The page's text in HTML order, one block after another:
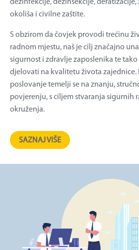
dezinfekcije, dezinsekcije, deratizacije,
okoliša i civilne zaštite.
S obzirom da čovjek provodi trećinu
radnom mjestu, naš je cilj značajno
sigurnost i zdravlje zaposlenika te
djelovati na kvalitetu života zajednice.
poslovanje temelji se na znanju,
povjerenju, s ciljem stvaranja sigurnih
okruženja.
SAZNAJ VIŠE